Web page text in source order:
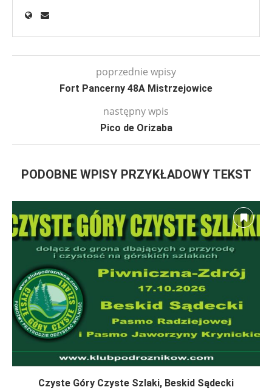
poprzednie wpisy
Fort Pancerny 48A Mistrzejowice
następny wpis
Pico de Orizaba
PODOBNE WPISY PRZYKŁADOWY TEKST
Czyste Góry Czyste Szlaki, Beskid Sądecki